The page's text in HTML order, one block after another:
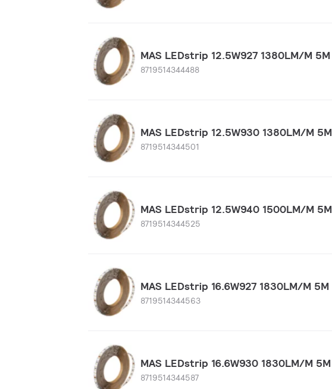
MAS LEDstrip 12.5W927 1380LM/M 5M
8719514344488
MAS LEDstrip 12.5W930 1380LM/M 5M
8719514344501
MAS LEDstrip 12.5W940 1500LM/M 5M
8719514344525
MAS LEDstrip 16.6W927 1830LM/M 5M
8719514344563
MAS LEDstrip 16.6W930 1830LM/M 5M
8719514344587